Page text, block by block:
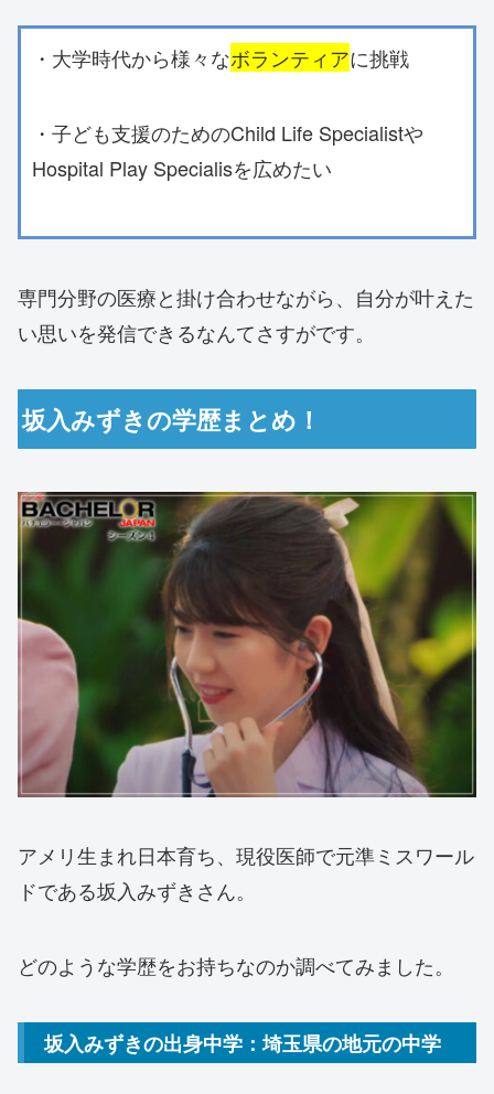
・大学時代から様々なボランティアに挑戦
・子ども支援のためのChild Life Specialistや
Hospital Play Specialisを広めたい
専門分野の医療と掛け合わせながら、自分が叶えた
い思いを発信できるなんてさすがです。
坂入みずきの学歴まとめ！
アメリ生まれ日本育ち、現役医師で元準ミスワール
ドである坂入みずきさん。
どのような学歴をお持ちなのか調べてみました。
坂入みずきの出身中学：埼玉県の地元の中学